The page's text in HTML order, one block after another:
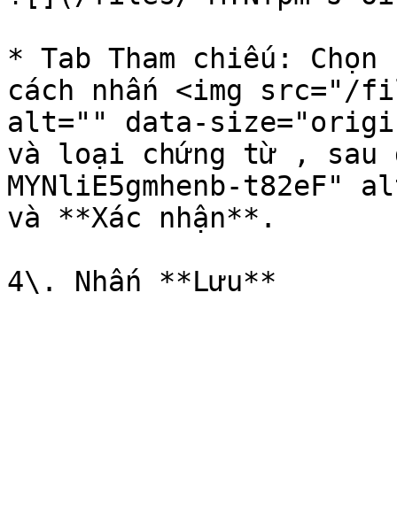
* Tab Tham chiếu:
cách nhấn <img src="/
alt="" data-
và loại chứng từ , sau
MYNliE5gmhenb-
và **Xác nhận**.